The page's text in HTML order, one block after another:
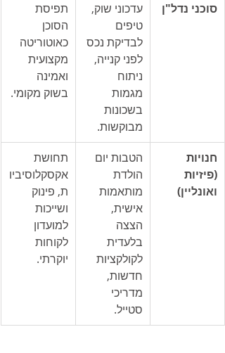
סוכני נדל"ן
עדכוני שוק,
טיפים
לבדיקת נכס
לפני קנייה,
ניתוח
מגמות
בשכונות
מבוקשות.
תפיסת
הסוכן
כאוטוריטה
מקצועית
ואמינה
בשוק מקומי.
חנויות
(פיזיות
ואונליין)
הטבות יום
הולדת
מותאמות
אישית,
הצצה
בלעדית
לקולקציות
חדשות,
מדריכי
סטייל.
תחושת
אקסקלוסיביו
ת, פינוק
ושייכות
למועדון
לקוחות
יוקרתי.